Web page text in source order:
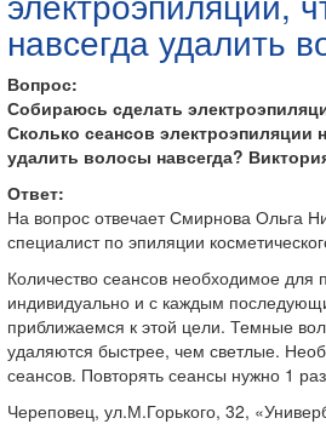
навсегда удалить
Вопрос:
Собираюсь сделать
Сколько сеансов электроэпиляции
удалить волосы навсегда?
Ответ:
На вопрос отвечает Смирнова Ольга
специалист по эпиляции
Количество сеансов необходимое для
индивидуально и с каждым
приближаемся к этой цели. Темные
удаляются быстрее, чем светлые.
сеансов. Повторять сеансы нужно 1
Череповец, ул.М.Горького, 32,